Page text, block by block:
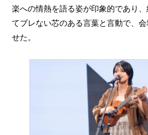
楽への情熱を語る姿が印象的であり
てブレない芯のある言葉と言動で、
せた。